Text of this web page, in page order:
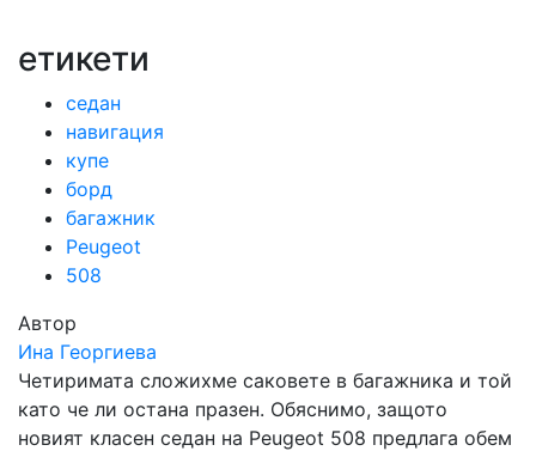
етикети
седан
навигация
купе
борд
багажник
Peugeot
508
Автор
Ина Георгиева
Четиримата сложихме саковете в багажника и той
като че ли остана празен. Обяснимо, защото
новият класен седан на Peugeot 508 предлага обем